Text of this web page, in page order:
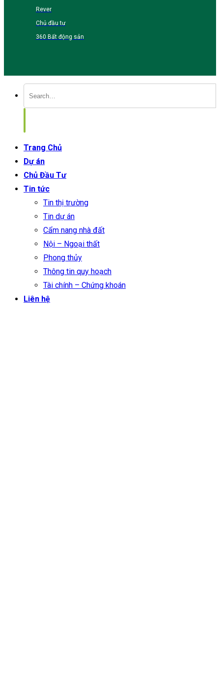
Rever
Chủ đầu tư
360 Bất động sản
Trang Chủ
Dự án
Chủ Đầu Tư
Tin tức
Tin thị trường
Tin dự án
Cẩm nang nhà đất
Nội – Ngoại thất
Phong thủy
Thông tin quy hoạch
Tài chính – Chứng khoán
Liên hệ